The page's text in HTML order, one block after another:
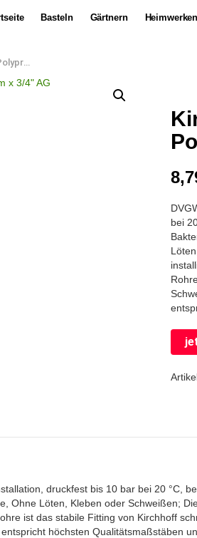
Basteln Gärtnern Heimwerken
3/4″ AG
bei
druckfest bis 10 bar bei 20 °C,
Ohne Löten, Kleben oder Schweißen;
ist das stabile Fitting von Kirchhoff
höchsten Qualitätsmaßstäben